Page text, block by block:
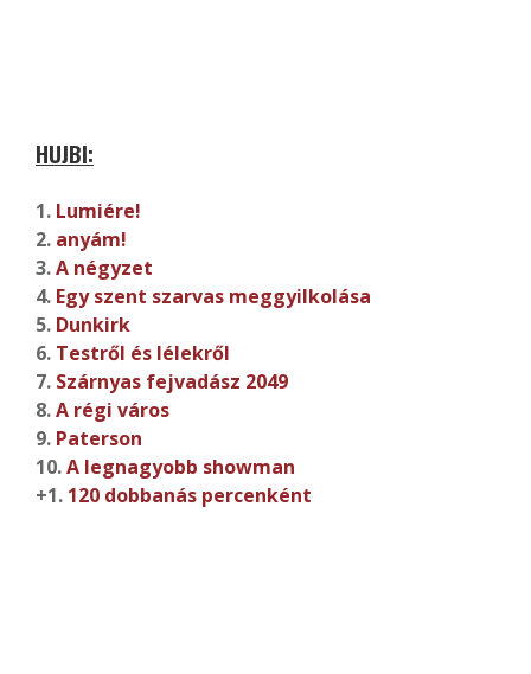
HUJBI:
1. Lumiére!
2. anyám!
3.A négyzet
4. Egy szent szarvas meggyilkolása
5. Dunkirk
6. Testről és lélekről
7. Szárnyas fejvadász 2049
8.A régi város
9. Paterson
10.A legnagyobb showman
+1. 120 dobbanás percenként